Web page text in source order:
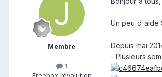
Membre
1
Un peu d'aide
Depuis mai
- Plusieurs